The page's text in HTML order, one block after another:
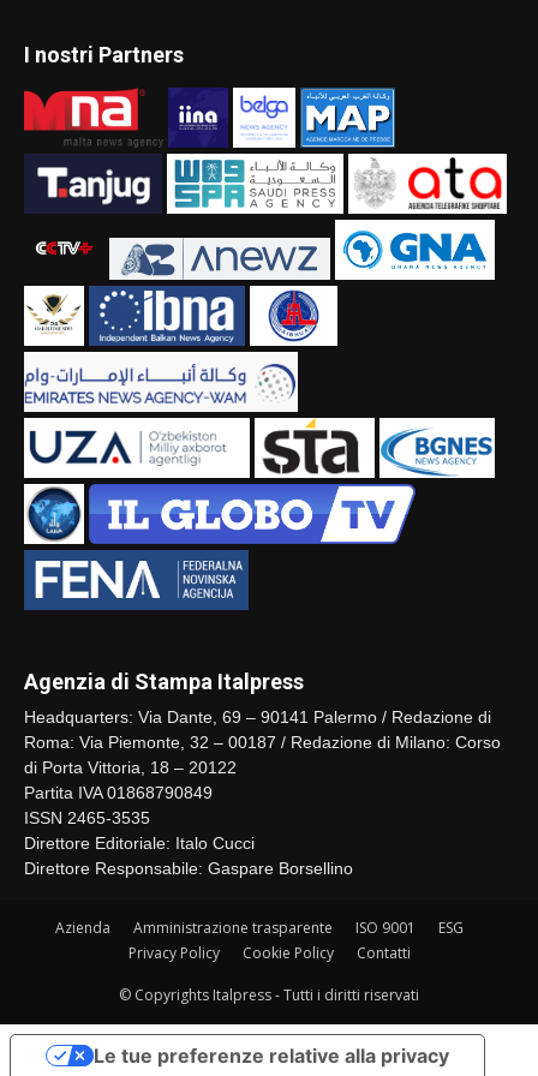
I nostri Partners
Agenzia di Stampa Italpress
Headquarters: Via Dante, 69 – 90141 Palermo / Redazione di
Roma: Via Piemonte, 32 – 00187 / Redazione di Milano: Corso
di Porta Vittoria, 18 – 20122
Partita IVA 01868790849
ISSN 2465-3535
Direttore Editoriale: Italo Cucci
Direttore Responsabile: Gaspare Borsellino
Azienda Amministrazione trasparente ISO 9001
ESG
Privacy Policy
Cookie Policy Contatti
© Copyrights Italpress - Tutti i diritti riservati
Le tue preferenze relative alla privacy